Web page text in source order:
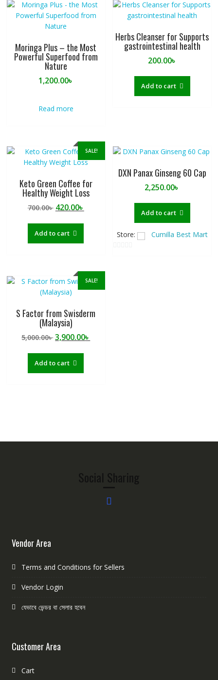
Moringa Plus – the Most
Powerful Superfood from
Nature
1,200.00৳
Read more
Herbs Cleanser for Supports
gastrointestinal health
200.00৳
Add to cart
SALE!
Keto Green Coffee for
Healthy Weight Loss
700.00৳ Original
700.00৳ .
420.00৳
Add to cart
DXN Panax Ginseng 60 Cap
2,250.00৳
Add to cart
Store: Cumilla Best Mart
SALE!
S Factor from Swisderm
(Malaysia)
5,000.00৳Original
5,000.00৳ .
3,900.00৳
Add to cart
Social Sharing
Vendor Area
Terms and Conditions for Sellers
Vendor Login
যেভাবে ভেন্ডর বা সেলার হবেন
Customer Area
Cart